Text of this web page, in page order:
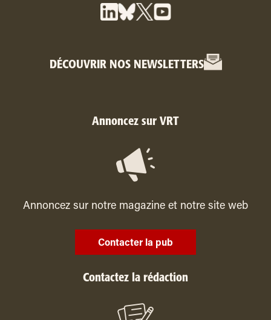
DÉCOUVRIR NOS NEWSLETTERS
Annoncez sur VRT
Annoncez sur notre magazine et notre site web
Contacter la pub
Contactez la rédaction